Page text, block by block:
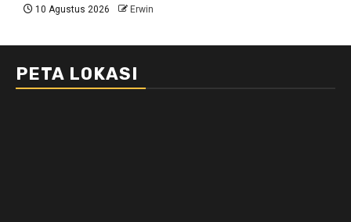
10 Agustus 2026 Erwin
PETA LOKASI